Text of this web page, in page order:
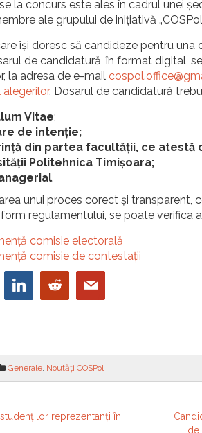
la concurs este ales în cadrul unei
ale grupului de inițiativă
își doresc să candideze pentru
de candidatură, în format digital,
la adresa de e-mail
. Dosarul de candidatură
Vitae;
de intenție;
din partea facultății, ce atestă
Politehnica Timișoara;
.
unui proces corect și transparent,
regulamentului, se poate verifica
comisie electorală
comisie de contestații
Generale, Noutăți COSPol
reprezentanți în
de